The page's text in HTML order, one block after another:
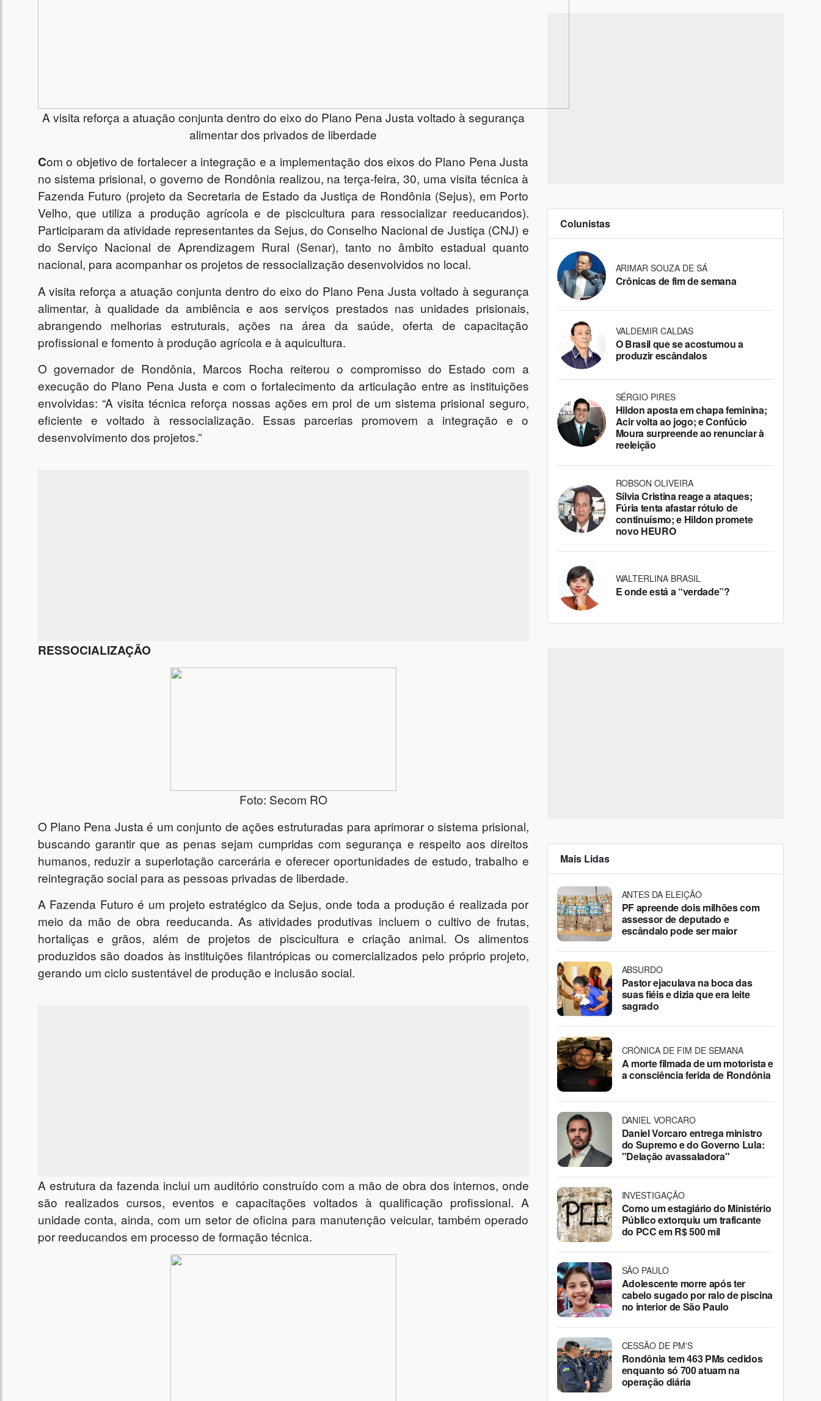
A visita reforça a atuação conjunta dentro do eixo do Plano Pena Justa voltado à segurança
alimentar dos privados de liberdade
Com o objetivo de fortalecer a integração e a implementação dos eixos do Plano Pena Justa
no sistema prisional, o governo de Rondônia realizou, na terça-feira, 30, uma visita técnica à
Fazenda Futuro (projeto da Secretaria de Estado da Justiça de Rondônia (Sejus), em Porto
Velho, que utiliza a produção agrícola e de piscicultura para ressocializar reeducandos).
Participaram da atividade representantes da Sejus, do Conselho Nacional de Justiça (CNJ) e
do Serviço Nacional de Aprendizagem Rural (Senar), tanto no âmbito estadual quanto
nacional, para acompanhar os projetos de ressocialização desenvolvidos no local.
A visita reforça a atuação conjunta dentro do eixo do Plano Pena Justa voltado à segurança
alimentar, à qualidade da ambiência e aos serviços prestados nas unidades prisionais,
abrangendo melhorias estruturais, ações na área da saúde, oferta de capacitação
profissional e fomento à produção agrícola e à aquicultura.
O governador de Rondônia, Marcos Rocha reiterou o compromisso do Estado com a
execução do Plano Pena Justa e com o fortalecimento da articulação entre as instituições
envolvidas: “A visita técnica reforça nossas ações em prol de um sistema prisional seguro,
eficiente e voltado à ressocialização. Essas parcerias promovem a integração e o
desenvolvimento dos projetos.”
RESSOCIALIZAÇÃO
Foto: Secom RO
O Plano Pena Justa é um conjunto de ações estruturadas para aprimorar o sistema prisional,
buscando garantir que as penas sejam cumpridas com segurança e respeito aos direitos
humanos, reduzir a superlotação carcerária e oferecer oportunidades de estudo, trabalho e
reintegração social para as pessoas privadas de liberdade.
A Fazenda Futuro é um projeto estratégico da Sejus, onde toda a produção é realizada por
meio da mão de obra reeducanda. As atividades produtivas incluem o cultivo de frutas,
hortaliças e grãos, além de projetos de piscicultura e criação animal. Os alimentos
produzidos são doados às instituições filantrópicas ou comercializados pelo próprio projeto,
gerando um ciclo sustentável de produção e inclusão social.
A estrutura da fazenda inclui um auditório construído com a mão de obra dos internos, onde
são realizados cursos, eventos e capacitações voltados à qualificação profissional. A
unidade conta, ainda, com um setor de oficina para manutenção veicular, também operado
por reeducandos em processo de formação técnica.
Colunistas
ARIMAR SOUZA DE SÁ
Crônicas de fim de semana
VALDEMIR CALDAS
O Brasil que se acostumou a
produzir escândalos
SÉRGIO PIRES
Hildon aposta em chapa feminina;
Acir volta ao jogo; e Confúcio
Moura surpreende ao renunciar à
reeleição
ROBSON OLIVEIRA
Sílvia Cristina reage a ataques;
Fúria tenta afastar rótulo de
continuísmo; e Hildon promete
novo HEURO
WALTERLINA BRASIL
E onde está a “verdade”?
Mais Lidas
ANTES DA ELEIÇÃO
PF apreende dois milhões com
assessor de deputado e
escândalo pode ser maior
ABSURDO
Pastor ejaculava na boca das
suas fiéis e dizia que era leite
sagrado
CRÔNICA DE FIM DE SEMANA
A morte filmada de um motorista e
a consciência ferida de Rondônia
DANIEL VORCARO
Daniel Vorcaro entrega ministro
do Supremo e do Governo Lula:
"Delação avassaladora"
INVESTIGAÇÃO
Como um estagiário do Ministério
Público extorquiu um traficante
do PCC em R$ 500 mil
SÃO PAULO
Adolescente morre após ter
cabelo sugado por ralo de piscina
no interior de São Paulo
CESSÃO DE PM'S
Rondônia tem 463 PMs cedidos
enquanto só 700 atuam na
operação diária